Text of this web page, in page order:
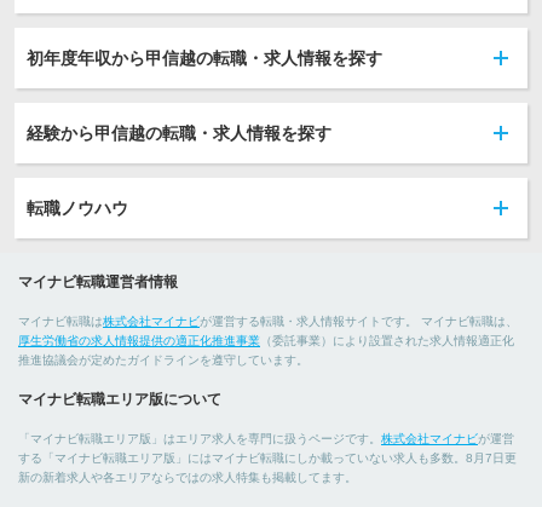
初年度年収から甲信越の転職・求人情報を探す
経験から甲信越の転職・求人情報を探す
転職ノウハウ
マイナビ転職運営者情報
マイナビ転職は株式会社マイナビが運営する転職・求人情報サイトです。 マイナビ転職は、
厚生労働省の求人情報提供の適正化推進事業 （委託事業）により設置された求人情報適正化
推進協議会が定めたガイドラインを遵守しています。
マイナビ転職エリア版について
「マイナビ転職エリア版」はエリア求人を専門に扱うページです。 株式会社マイナビが運営
する「マイナビ転職エリア版」にはマイナビ転職にしか載っていない求人も多数。8月7日更
新の新着求人や各エリアならではの求人特集も掲載してます。